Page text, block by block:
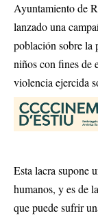
Ayuntamiento de
lanzado una
población sobre la
niños con fines de
violencia ejercida
Esta lacra supone
humanos, y es de
que puede sufrir